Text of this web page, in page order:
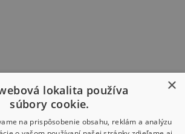
×
lokalita používa
súbory cookie.
na prispôsobenie obsahu, reklám a analýzu